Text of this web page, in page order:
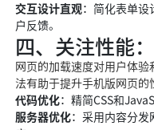
交互设计直观：简化表单设
户反馈。
四、关注性能
网页的加载速度对用户体
法有助于提升手机版网页的
代码优化：精简CSS和
服务器优化：采用内容分发